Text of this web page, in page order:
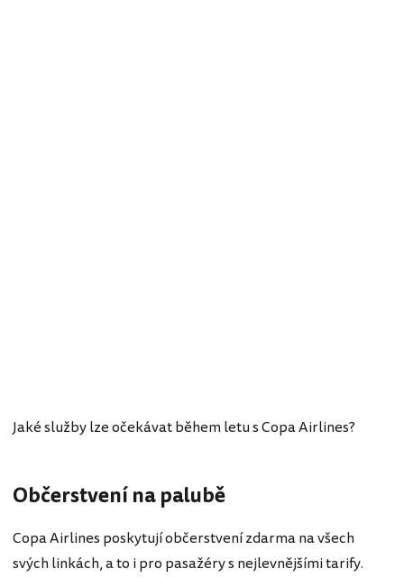
Jaké služby lze očekávat během letu s Copa Airlines?
Občerstvení na palubě
Copa Airlines poskytují občerstvení zdarma na všech
svých linkách, a to i pro pasažéry s nejlevnějšími tarify.